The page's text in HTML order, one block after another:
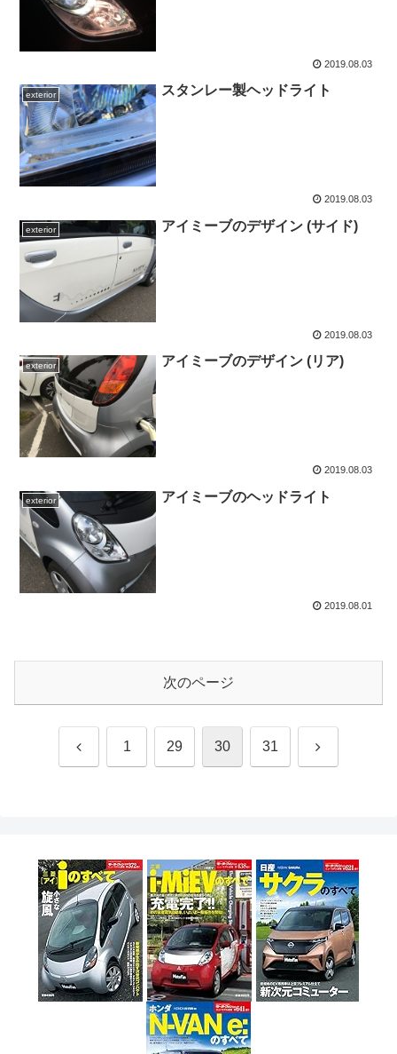
2019.08.03
exterior スタンレー製ヘッドライト
2019.08.03
exterior アイミーブのデザイン (サイド)
2019.08.03
exterior アイミーブのデザイン (リア)
2019.08.03
exterior アイミーブのヘッドライト
2019.08.01
次のページ
前 1 29 30 31 次